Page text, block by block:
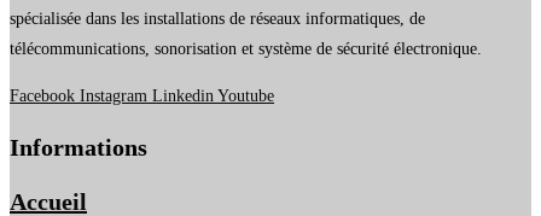
spécialisée dans les installations de réseaux informatiques, de
télécommunications, sonorisation et système de sécurité électronique.
Facebook Instagram Linkedin Youtube
Informations
Accueil